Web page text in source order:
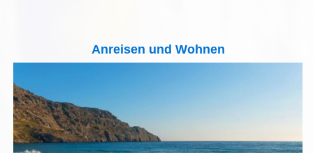
Anreisen und Wohnen